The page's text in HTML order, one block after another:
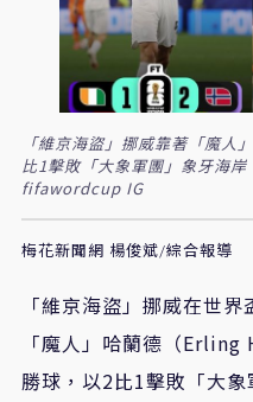
「維京海盜」挪威靠著「魔人
比1擊敗「大象軍團」象牙海
fifawordcup IG
梅花新聞網 楊俊斌/綜合報導
「維京海盜」挪威在世
「魔人」哈蘭德（
勝球，以2比1擊敗「大